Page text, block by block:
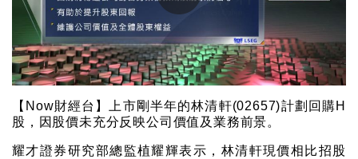
【Now財經台】上市剛半年的林清軒(02657)計劃回購H
股，因股價未充分反映公司價值及業務前景。
耀才證券研究部總監植耀輝表示，林清軒現價相比招股